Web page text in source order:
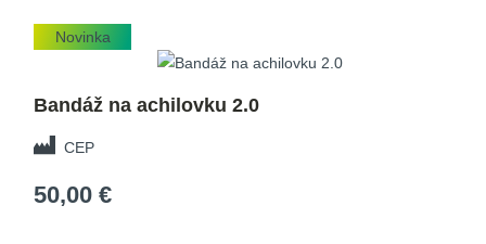
Novinka
Bandáž na achilovku 2.0
CEP
50,00 €